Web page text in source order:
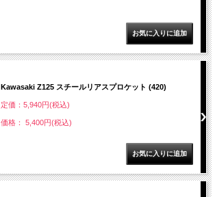
Kawasaki Z125 スチールリアスプロケット (420)
定価：5,940円(税込)
価格： 5,400円(税込)